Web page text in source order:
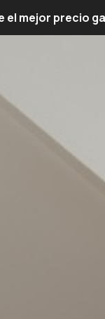
el mejor precio
RESERVAR